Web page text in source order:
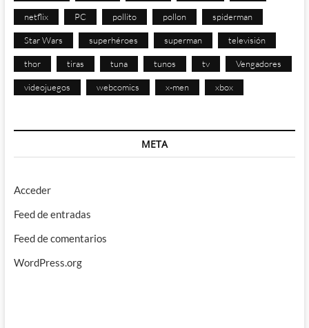
netflix PC pollito pollon spiderman
Star Wars superhéroes superman televisión
thor tiras tuna tunos tv Vengadores
videojuegos webcomics x-men xbox
META
Acceder
Feed de entradas
Feed de comentarios
WordPress.org